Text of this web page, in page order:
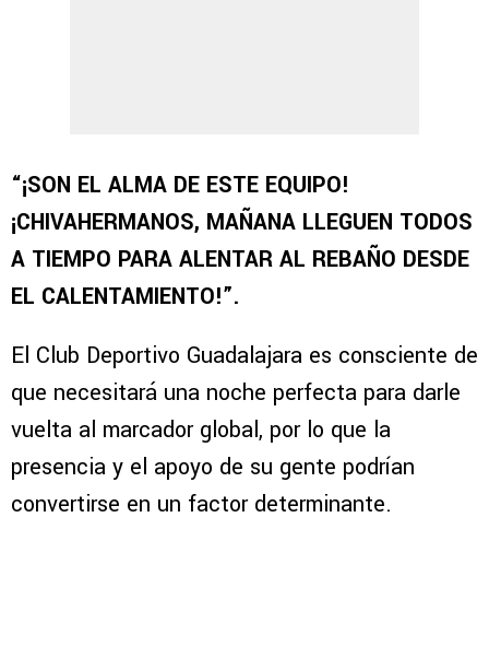
“¡SON EL ALMA DE ESTE EQUIPO!
¡CHIVAHERMANOS, MAÑANA LLEGUEN TODOS
A TIEMPO PARA ALENTAR AL REBAÑO DESDE
EL CALENTAMIENTO!”.
El Club Deportivo Guadalajara es consciente de
que necesitará una noche perfecta para darle
vuelta al marcador global, por lo que la
presencia y el apoyo de su gente podrían
convertirse en un factor determinante.